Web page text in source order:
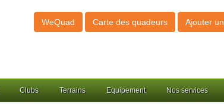
WeQuad Carte des quadeurs Ajouter
Clubs Terrains Equipement Nos services